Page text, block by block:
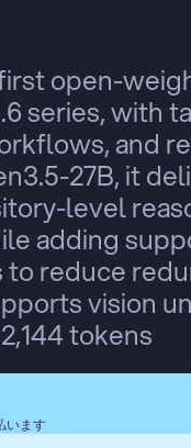
open-
series, with
and
27B, it
level
adding
reduce
vision
tokens
います